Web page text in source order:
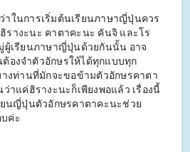
าในการเริ่มต้นเรียนภาษาญี่ปุ่นควร
รางะนะ คาตาคะนะ คันจิ และโร
ผู้เรียนภาษาญี่ปุ่นด้วยกันนั้น อาจ
ต้องจำตัวอักษรให้ได้ทุกแบบทุก
างท่านที่มักจะขอข้ามตัวอักษรคาตา
าแค่ฮิรางะนะก็เพียงพอแล้ว เรื่องนี้
ยนญี่ปุ่นตัวอักษรคาตาคะนะช่วย
ค่ะ